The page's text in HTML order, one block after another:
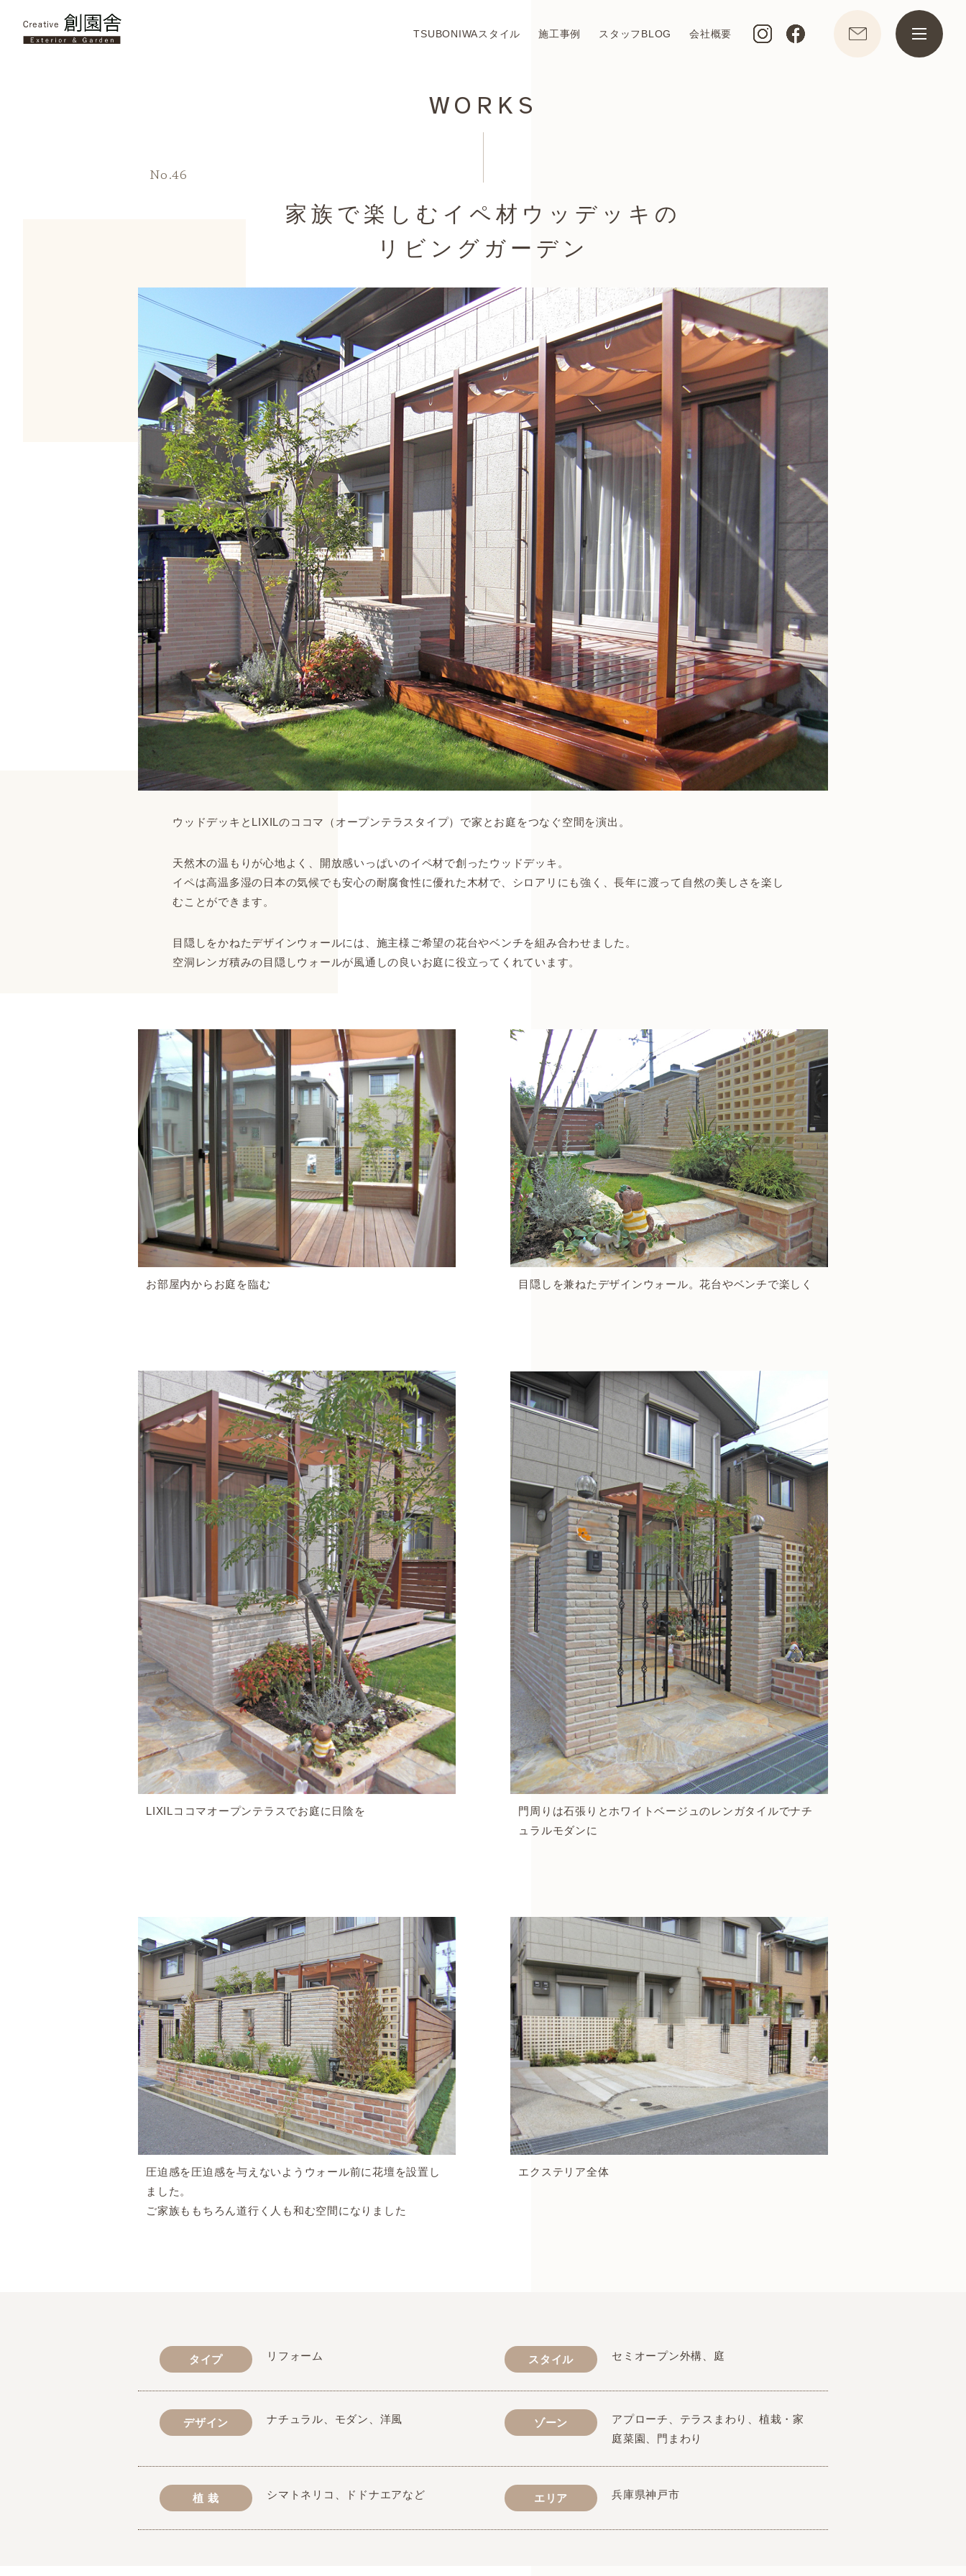
TSUBONIWAスタイル 施工事例 スタッフBLOG 会社概要
WORKS
家族で楽しむイペ材ウッデッキの
リビングガーデン
No.46
ウッドデッキとLIXILのココマ（オープンテラスタイプ）で家とお庭をつなぐ空間を演出。
天然木の温もりが心地よく、開放感いっぱいのイペ材で創ったウッドデッキ。
イペは高温多湿の日本の気候でも安心の耐腐食性に優れた木材で、シロアリにも強く、長年に渡って自然の美しさを楽し
むことができます。
目隠しをかねたデザインウォールには、施主様ご希望の花台やベンチを組み合わせました。
空洞レンガ積みの目隠しウォールが風通しの良いお庭に役立ってくれています。
お部屋内からお庭を臨む 目隠しを兼ねたデザインウォール。花台やベンチで楽しく
LIXILココマオープンテラスでお庭に日陰を
門周りは石張りとホワイトベージュのレンガタイルでナチ
ュラルモダンに
圧迫感を圧迫感を与えないようウォール前に花壇を設置し
ました。
ご家族ももちろん道行く人も和む空間になりました
エクステリア全体
タイプ リフォーム スタイル セミオープン外構、庭
デザイン ナチュラル、モダン、洋風 ゾーン
アプローチ、テラスまわり、植栽・家
庭菜園、門まわり
植 栽 シマトネリコ、ドドナエアなど エリア 兵庫県神戸市